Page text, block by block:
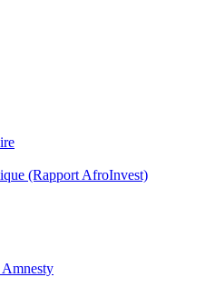
(Rapport AfroInvest)